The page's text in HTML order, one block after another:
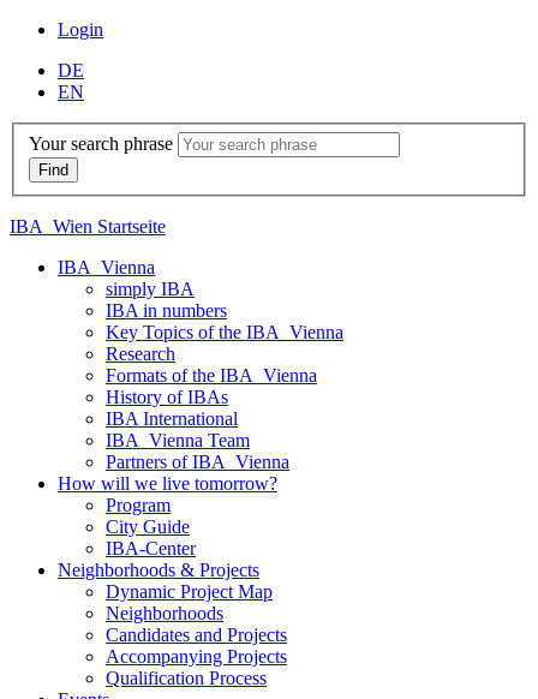
Login
DE
EN
Your search phrase
IBA_Wien Startseite
IBA_Vienna
simply IBA
IBA in numbers
Key Topics of the IBA_Vienna
Research
Formats of the IBA_Vienna
History of IBAs
IBA International
IBA_Vienna Team
Partners of IBA_Vienna
How will we live tomorrow?
Program
City Guide
IBA-Center
Neighborhoods & Projects
Dynamic Project Map
Neighborhoods
Candidates and Projects
Accompanying Projects
Qualification Process